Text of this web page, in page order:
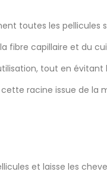
toutes les pellicules
fibre capillaire et du
tout en évitant
racine issue de
et laisse les